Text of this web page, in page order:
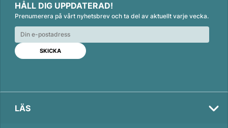
n
k
e
d
n
c
e
b
o
o
k
a
i
l
HÅLL DIG UPPDATERAD!
Prenumerera på vårt nyhetsbrev och ta del av aktuellt varje vecka.
LÄS